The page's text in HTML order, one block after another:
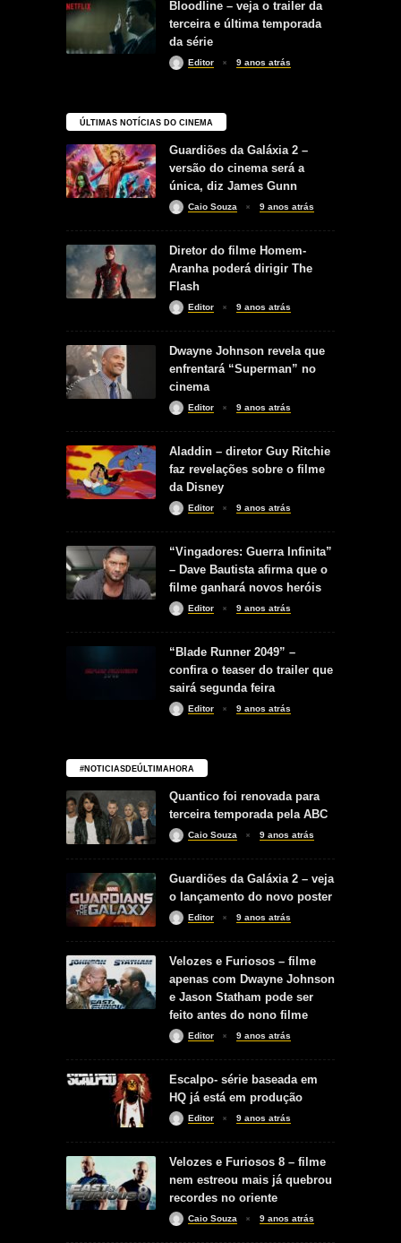
Bloodline – veja o trailer da
terceira e última temporada
da série
Editor 9 anos atrás
ÚLTIMAS NOTÍCIAS DO CINEMA
Guardiões da Galáxia 2 –
versão do cinema será a
única, diz James Gunn
Caio Souza 9 anos atrás
Diretor do filme Homem-
Aranha poderá dirigir The
Flash
Editor 9 anos atrás
Dwayne Johnson revela que
enfrentará “Superman” no
cinema
Editor 9 anos atrás
Aladdin – diretor Guy Ritchie
faz revelações sobre o filme
da Disney
Editor 9 anos atrás
“Vingadores: Guerra Infinita”
– Dave Bautista afirma que o
filme ganhará novos heróis
Editor 9 anos atrás
“Blade Runner 2049” –
confira o teaser do trailer que
sairá segunda feira
Editor 9 anos atrás
#NOTICIASDEÚLTIMAHORA
Quantico foi renovada para
terceira temporada pela ABC
Caio Souza 9 anos atrás
Guardiões da Galáxia 2 – veja
o lançamento do novo poster
Editor 9 anos atrás
Velozes e Furiosos – filme
apenas com Dwayne Johnson
e Jason Statham pode ser
feito antes do nono filme
Editor 9 anos atrás
Escalpo- série baseada em
HQ já está em produção
Editor 9 anos atrás
Velozes e Furiosos 8 – filme
nem estreou mais já quebrou
recordes no oriente
Caio Souza 9 anos atrás